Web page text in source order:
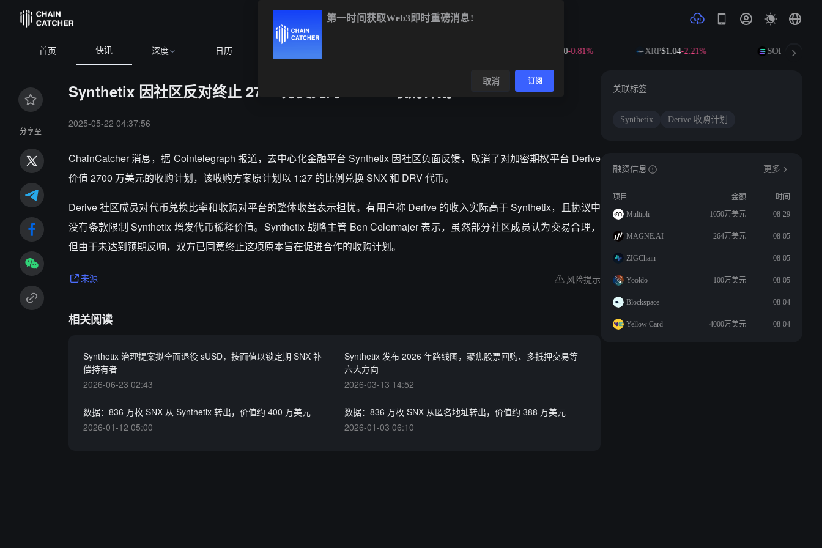
首页 快讯 深度 日历 -0.81% XRP$1.04-2.21% SOL$73.42
分享至
Synthetix 因社区反对终止 2700 万美元的 Derive 收购计划
2025-05-22 04:37:56
ChainCatcher 消息，据 Cointelegraph 报道，去中心化金融平台 Synthetix 因社区负面反馈，取消了对加密期权平台 Derive
价值 2700 万美元的收购计划，该收购方案原计划以 1:27 的比例兑换 SNX 和 DRV 代币。
Derive 社区成员对代币兑换比率和收购对平台的整体收益表示担忧。有用户称 Derive 的收入实际高于 Synthetix，且协议中
没有条款限制 Synthetix 增发代币稀释价值。Synthetix 战略主管 Ben Celermajer 表示，虽然部分社区成员认为交易合理，
但由于未达到预期反响，双方已同意终止这项原本旨在促进合作的收购计划。
来源 风险提示
相关阅读
Synthetix 治理提案拟全面退役 sUSD，按面值以锁定期 SNX 补
偿持有者
2026-06-23 02:43
Synthetix 发布 2026 年路线图，聚焦股票回购、多抵押交易等
六大方向
2026-03-13 14:52
数据：836 万枚 SNX 从 Synthetix 转出，价值约 400 万美元
2026-01-12 05:00
数据：836 万枚 SNX 从匿名地址转出，价值约 388 万美元
2026-01-03 06:10
关联标签
Synthetix Derive 收购计划
融资信息 更多
项目 金额
时间
Multipli
1650万美元 08-29
MAGNE.AI 264万美元 08-05
ZIGChain -- 08-05
Yooldo 100万美元 08-05
Blockspace -- 08-04
Yellow Card 4000万美元 08-04
第一时间获取Web3即时重磅消息!
取消 订阅